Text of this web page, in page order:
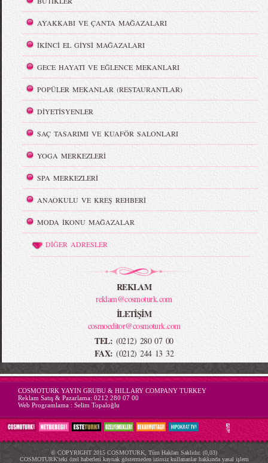
AYAKKABI VE ÇANTA MAĞAZALARI
İKİNCİ EL GİYSİ MAĞAZALARI
GECE HAYATI VE EĞLENCE MEKANLARI
POPÜLER MEKANLAR (RESTAURANTLAR)
DİYETİSYENLER
SAÇ TASARIMI VE KUAFÖR SALONLARI
YOGA MERKEZLERİ
SPA MERKEZLERİ
ANAOKULU VE KREŞ REHBERİ
MODA İKONU MAĞAZALAR
DİĞER ADRESLER
REKLAM
reklam@cosmoturk.com
İLETİŞİM
cosmoeditor@cosmoturk.com
TEL: (0212) 280 07 00
FAX: (0212) 244 13 32
-->
COSMOTURK YAYIN GRUBU & HILLARY COMPANY TURKEY
Reklam Satış & Pazarlama: 0212 280 07 00
Web Programlama : Selim Topaloğlu
© COPYRIGHT 2015 COSMOTURK, Tüm Hakları Saklıdır. (0,03)
COSMOTURK'teki özel haberleri kaynak göstermeden izinsiz kullananlar hakkında yasal işlem